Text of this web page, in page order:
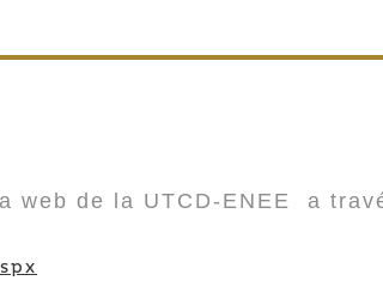
de la UTCD-ENEE a